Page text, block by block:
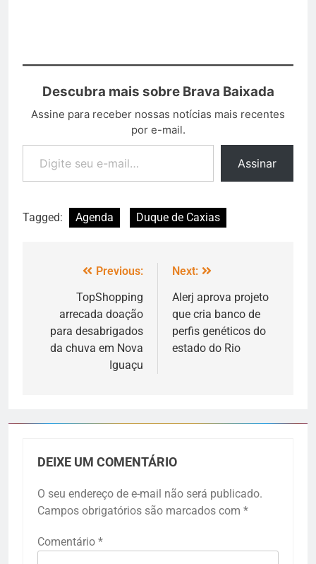
Descubra mais sobre Brava Baixada
Assine para receber nossas notícias mais recentes
por e-mail.
Assinar
Tagged: Agenda Duque de Caxias
Previous:
TopShopping
arrecada doação
para desabrigados
da chuva em Nova
Iguaçu
Next:
Alerj aprova projeto
que cria banco de
perfis genéticos do
estado do Rio
DEIXE UM COMENTÁRIO
O seu endereço de e-mail não será publicado.
Campos obrigatórios são marcados com *
Comentário *